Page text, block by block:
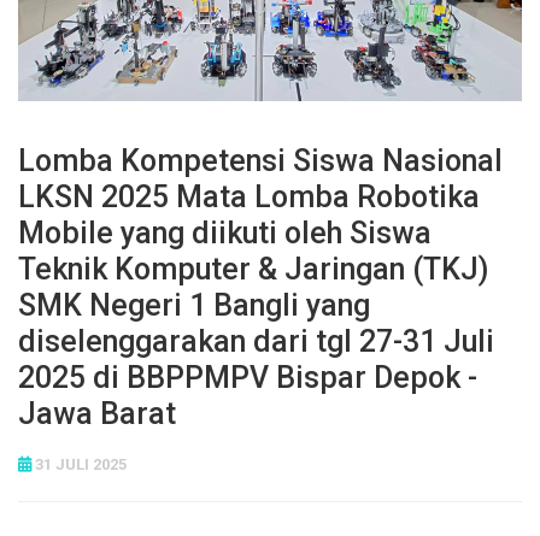
Lomba Kompetensi Siswa Nasional
LKSN 2025 Mata Lomba Robotika
Mobile yang diikuti oleh Siswa
Teknik Komputer & Jaringan (TKJ)
SMK Negeri 1 Bangli yang
diselenggarakan dari tgl 27-31 Juli
2025 di BBPPMPV Bispar Depok -
Jawa Barat
31 JULI 2025